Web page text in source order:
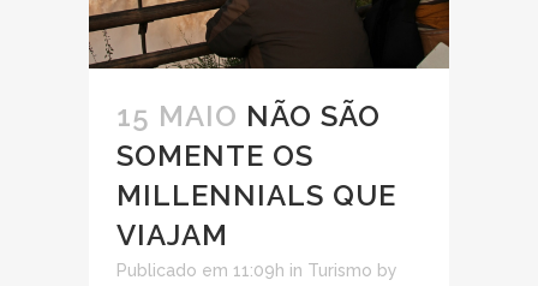
15 MAIO NÃO SÃO
SOMENTE OS
MILLENNIALS QUE
VIAJAM
Publicado em 11:09h in Turismo by